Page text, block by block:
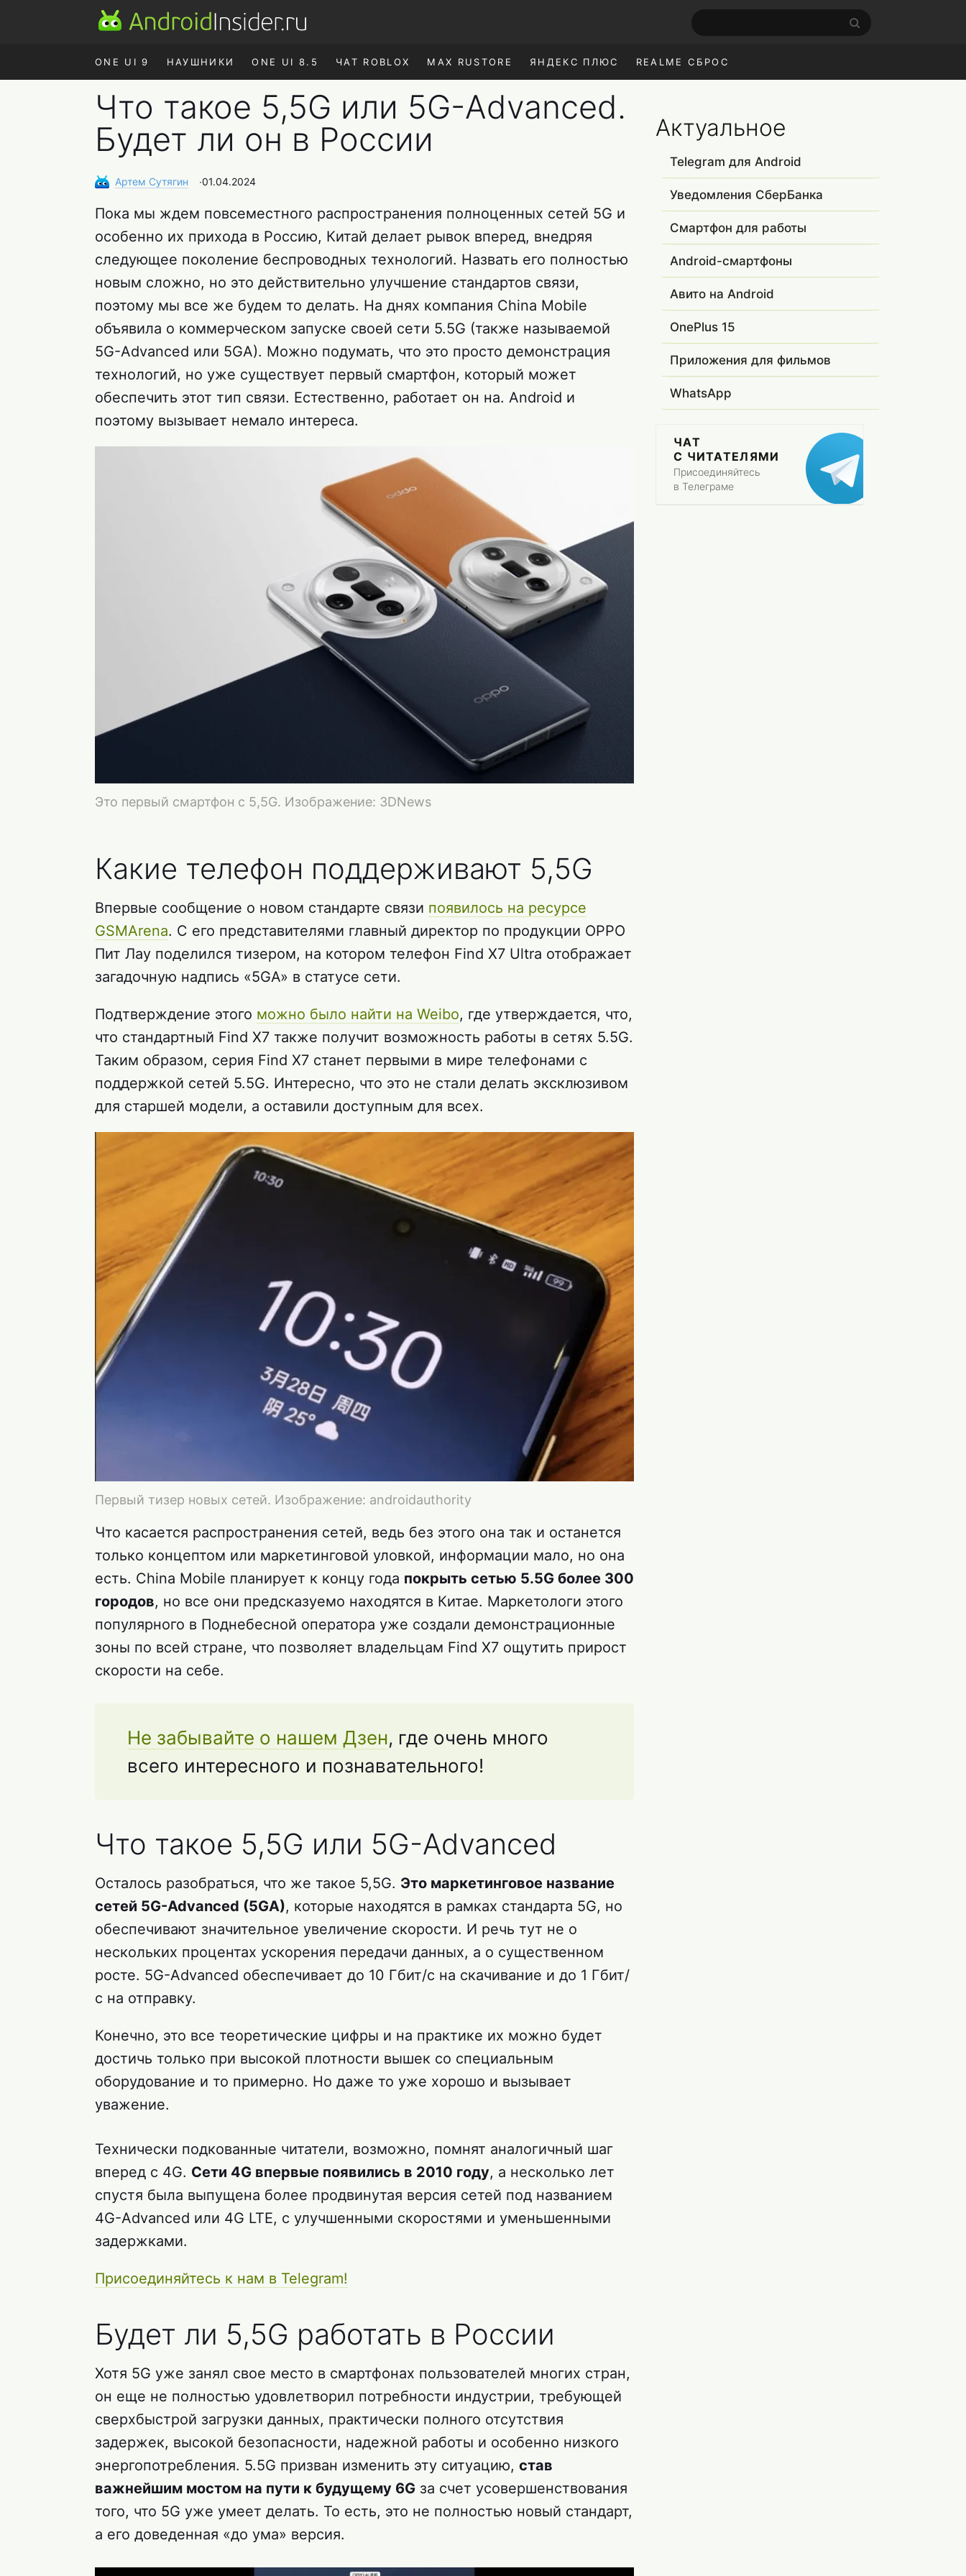
ONE UI 9 НАУШНИКИ ONE UI 8.5 ЧАТ ROBLOX MAX RUSTORE ЯНДЕКС ПЛЮС REALME СБРОС
Что такое 5,5G или 5G-Advanced.
Будет ли он в России
Артем Сутягин ∙01.04.2024
Пока мы ждем повсеместного распространения полноценных сетей 5G и
особенно их прихода в Россию, Китай делает рывок вперед, внедряя
следующее поколение беспроводных технологий. Назвать его полностью
новым сложно, но это действительно улучшение стандартов связи,
поэтому мы все же будем то делать. На днях компания China Mobile
объявила о коммерческом запуске своей сети 5.5G (также называемой
5G-Advanced или 5GA). Можно подумать, что это просто демонстрация
технологий, но уже существует первый смартфон, который может
обеспечить этот тип связи. Естественно, работает он на. Android и
поэтому вызывает немало интереса.
Это первый смартфон с 5,5G. Изображение: 3DNews
Какие телефон поддерживают 5,5G
Впервые сообщение о новом стандарте связи появилось на ресурсе
GSMArena. С его представителями главный директор по продукции OPPO
Пит Лау поделился тизером, на котором телефон Find X7 Ultra отображает
загадочную надпись «5GA» в статусе сети.
Подтверждение этого можно было найти на Weibo, где утверждается, что,
что стандартный Find X7 также получит возможность работы в сетях 5.5G.
Таким образом, серия Find X7 станет первыми в мире телефонами с
поддержкой сетей 5.5G. Интересно, что это не стали делать эксклюзивом
для старшей модели, а оставили доступным для всех.
Первый тизер новых сетей. Изображение: androidauthority
Что касается распространения сетей, ведь без этого она так и останется
только концептом или маркетинговой уловкой, информации мало, но она
есть. China Mobile планирует к концу года покрыть сетью 5.5G более 300
городов, но все они предсказуемо находятся в Китае. Маркетологи этого
популярного в Поднебесной оператора уже создали демонстрационные
зоны по всей стране, что позволяет владельцам Find X7 ощутить прирост
скорости на себе.
Не забывайте о нашем Дзен, где очень много
всего интересного и познавательного!
Что такое 5,5G или 5G-Advanced
Осталось разобраться, что же такое 5,5G. Это маркетинговое название
сетей 5G-Advanced (5GA), которые находятся в рамках стандарта 5G, но
обеспечивают значительное увеличение скорости. И речь тут не о
нескольких процентах ускорения передачи данных, а о существенном
росте. 5G-Advanced обеспечивает до 10 Гбит/с на скачивание и до 1 Гбит/
с на отправку.
Конечно, это все теоретические цифры и на практике их можно будет
достичь только при высокой плотности вышек со специальным
оборудование и то примерно. Но даже то уже хорошо и вызывает
уважение.
Технически подкованные читатели, возможно, помнят аналогичный шаг
вперед с 4G. Сети 4G впервые появились в 2010 году, а несколько лет
спустя была выпущена более продвинутая версия сетей под названием
4G-Advanced или 4G LTE, с улучшенными скоростями и уменьшенными
задержками.
Присоединяйтесь к нам в Telegram!
Будет ли 5,5G работать в России
Хотя 5G уже занял свое место в смартфонах пользователей многих стран,
он еще не полностью удовлетворил потребности индустрии, требующей
сверхбыстрой загрузки данных, практически полного отсутствия
задержек, высокой безопасности, надежной работы и особенно низкого
энергопотребления. 5.5G призван изменить эту ситуацию, став
важнейшим мостом на пути к будущему 6G за счет усовершенствования
того, что 5G уже умеет делать. То есть, это не полностью новый стандарт,
а его доведенная «до ума» версия.
Актуальное
Telegram для Android
Уведомления СберБанка
Смартфон для работы
Android-смартфоны
Авито на Android
OnePlus 15
Приложения для фильмов
WhatsApp
ЧАТ
С ЧИТАТЕЛЯМИ
Присоединяйтесь
в Телеграме